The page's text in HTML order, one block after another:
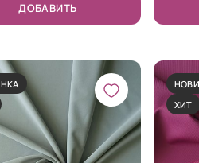
ДОБАВИТЬ
ХИТ